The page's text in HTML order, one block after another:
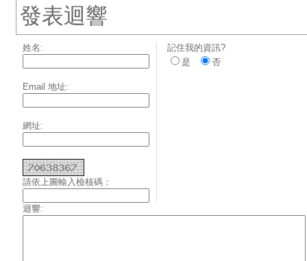
發表迴響
姓名:
Email 地址:
網址:
請依上圖輸入檢核碼：
記住我的資訊?
是
否
迴響: